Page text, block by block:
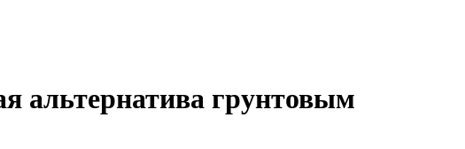
альтернатива грунтовым